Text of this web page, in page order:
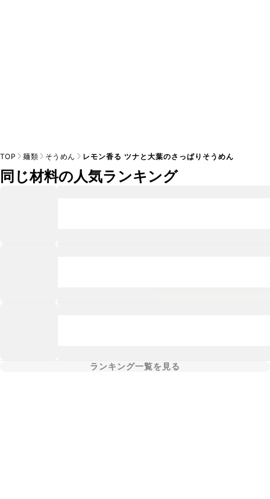
TOP 麺類 そうめん レモン香る ツナと大葉のさっぱりそうめん
同じ材料の人気ランキング
ランキング一覧を見る